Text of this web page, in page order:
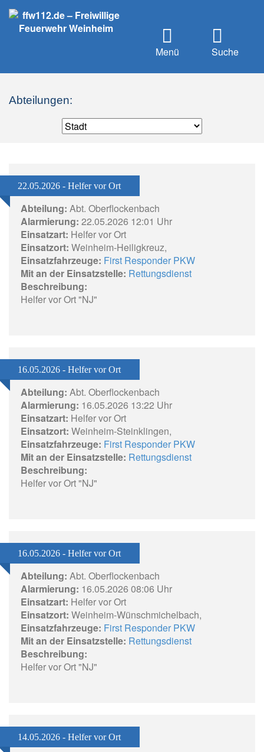
Menü Suche
Abteilungen:
22.05.2026 - Helfer vor Ort
Abteilung: Abt. Oberflockenbach
Alarmierung: 22.05.2026 12:01 Uhr
Einsatzart: Helfer vor Ort
Einsatzort: Weinheim-Heiligkreuz,
Einsatzfahrzeuge: First Responder PKW
Mit an der Einsatzstelle: Rettungsdienst
Beschreibung:
Helfer vor Ort "NJ"
16.05.2026 - Helfer vor Ort
Abteilung: Abt. Oberflockenbach
Alarmierung: 16.05.2026 13:22 Uhr
Einsatzart: Helfer vor Ort
Einsatzort: Weinheim-Steinklingen,
Einsatzfahrzeuge: First Responder PKW
Mit an der Einsatzstelle: Rettungsdienst
Beschreibung:
Helfer vor Ort "NJ"
16.05.2026 - Helfer vor Ort
Abteilung: Abt. Oberflockenbach
Alarmierung: 16.05.2026 08:06 Uhr
Einsatzart: Helfer vor Ort
Einsatzort: Weinheim-Wünschmichelbach,
Einsatzfahrzeuge: First Responder PKW
Mit an der Einsatzstelle: Rettungsdienst
Beschreibung:
Helfer vor Ort "NJ"
14.05.2026 - Helfer vor Ort